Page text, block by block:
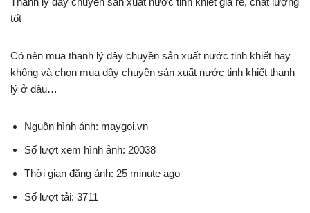
tốt
Có nên mua thanh lý dây chuyền sản xuất nước tinh khiết hay
không và chọn mua dây chuyền sản xuất nước tinh khiết thanh
lý ở đâu…
Nguồn hình ảnh: maygoi.vn
Số lượt xem hình ảnh: 20038
Thời gian đăng ảnh: 25 minute ago
Số lượt tải: 3711